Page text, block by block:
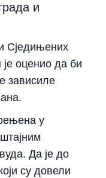
и
Сједињених
оценио да би
зависиле
у
Да је до
су довели